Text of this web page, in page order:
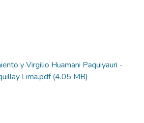
y Virgilio Huamani Paquiyauri -
Lima.pdf(4.05 MB)